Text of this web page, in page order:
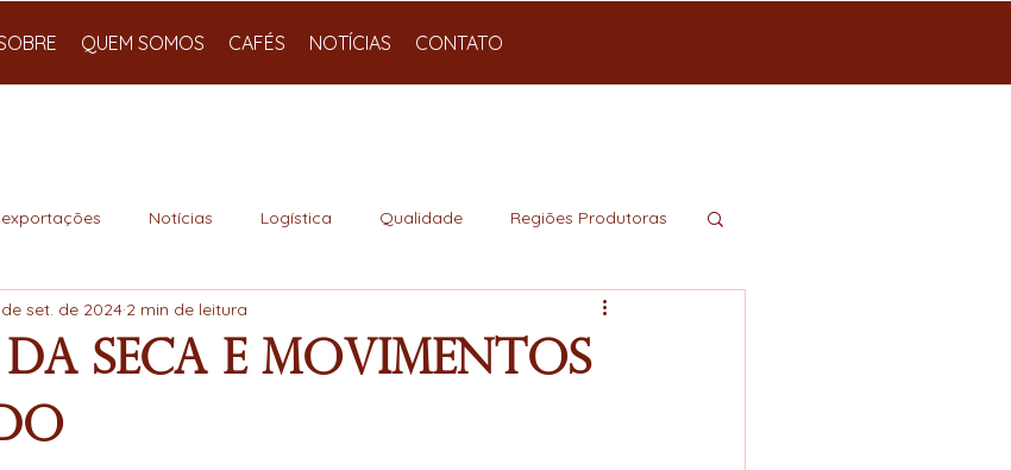
QUEM SOMOS CAFÉS NOTÍCIAS CONTATO
Notícias Logística Qualidade Regiões Produtoras
Seca e Movimentos
set. de 2024 2 min de leitura